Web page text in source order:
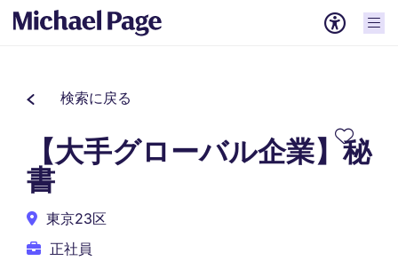
検索に戻る
【大手グローバル企業】秘
書
東京23区
正社員